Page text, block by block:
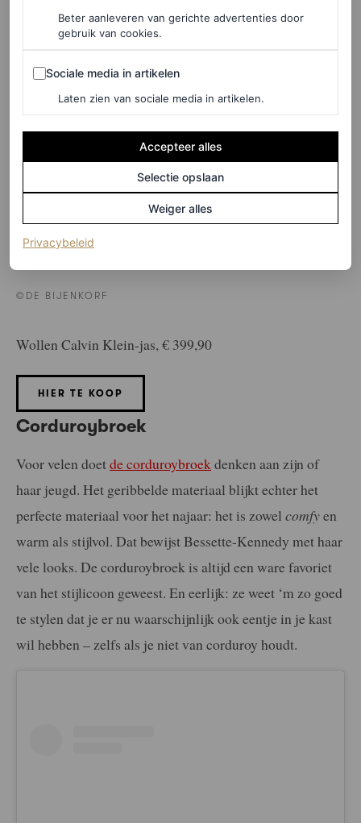
©DE BIJENKORF
Wollen Calvin Klein-jas, € 399,90
HIER TE KOOP
Corduroybroek
Voor velen doetde corduroybroekdenken aan zijn of
haar jeugd. Het geribbelde materiaal blijkt echter het
perfecte materiaal voor het najaar: het is zowel comfyen
warm als stijlvol. Dat bewijst Bessette-Kennedy met haar
vele looks. De corduroybroek is altijd een ware favoriet
van het stijlicoon geweest. En eerlijk: ze weet ‘m zo goed
te stylen dat je er nu waarschijnlijk ook eentje in je kast
wil hebben – zelfs als je niet van corduroy houdt.
Beter aanleveren van gerichte advertenties door
gebruik van cookies.
Sociale media in artikelen
Sociale media in artikelen
Laten zien van sociale media in artikelen.
Accepteer alles
Selectie opslaan
Weiger alles
Privacybeleid